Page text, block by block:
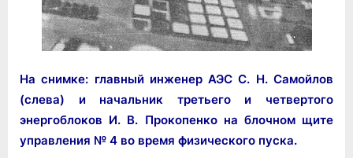
На снимке: главный ин­женер АЭС С. Н. Самойлов
(сле­ва) и начальник третьего и чет­вертого
энергоблоков И. В. Про­копенко на блочном щите
уп­равления № 4 во время физи­ческого пуска.